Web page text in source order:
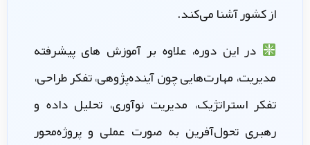
از کشور آشنا می‌کند.
در این دوره، علاوه بر آموزش های پیشرفته
مدیریت، مهارت‌هایی چون آینده‌پژوهی، تفکر طراحی،
تفکر استراتژیک، مدیریت نوآوری، تحلیل داده و
رهبری تحول‌آفرین به صورت عملی و پروژه‌محور